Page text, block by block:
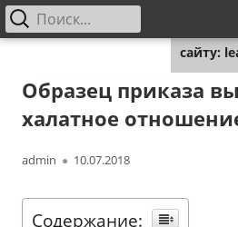
содержимому
Основное
Найти:
Образец приказа
халатное
Автор
admin Опубликовано
10.07.2018
Содержание:
сайту: